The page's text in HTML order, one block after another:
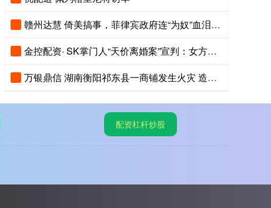
赣州达慧 倚美搞事，菲律宾政府连“为奴”血泪史都忘了
金控配资· SK掌门人“天价离婚案”宣判：女方将获得9440亿韩元财产！
万银鼎信 湖南衡阳祁东县一商铺发生火灾 造成5人死亡
配资杠杆炒股